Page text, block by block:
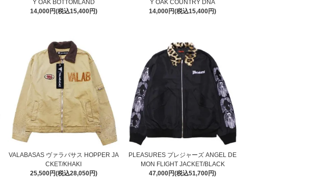
Y OAK BOTTOMLAND
14,000円(税込15,400円)
Y OAK COUNTRY DNA
14,000円(税込15,400円)
VALABASAS ヴァラバサス HOPPER JA
CKET/KHAKI
25,500円(税込28,050円)
PLEASURES プレジャーズ ANGEL DE
MON FLIGHT JACKET/BLACK
47,000円(税込51,700円)